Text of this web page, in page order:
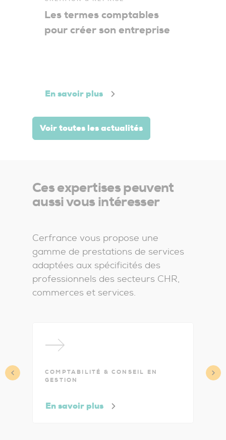
Les termes comptables
pour créer son entreprise
En savoir plus
Voir toutes les actualités
Ces expertises peuvent
aussi vous intéresser
Cerfrance vous propose une
gamme de prestations de services
adaptées aux spécificités des
professionnels des secteurs CHR,
commerces et services.
COMPTABILITÉ & CONSEIL EN
GESTION
En savoir plus